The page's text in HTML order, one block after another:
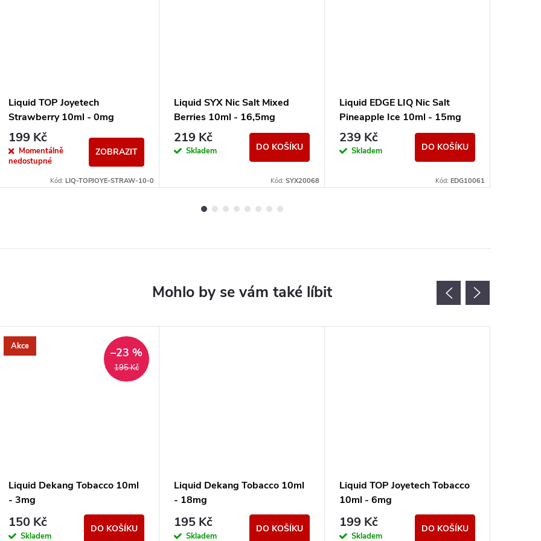
Liquid TOP Joyetech
Strawberry 10ml - 0mg
199 Kč
Momentálně
nedostupné
ZOBRAZIT
Kód: LIQ-TOPJOYE-STRAW-10-0
Liquid SYX Nic Salt Mixed
Berries 10ml - 16,5mg
219 Kč
Skladem DO KOŠÍKU
Kód: SYX20068
Liquid EDGE LIQ Nic Salt
Pineapple Ice 10ml - 15mg
239 Kč
Skladem DO KOŠÍKU
Kód: EDG10061
Akce
195 Kč
–23 %
Liquid Dekang Tobacco 10ml
- 3mg
150 Kč
Skladem
DO KOŠÍKU
Liquid Dekang Tobacco 10ml
- 18mg
195 Kč
Skladem
DO KOŠÍKU
Liquid TOP Joyetech Tobacco
10ml - 6mg
199 Kč
Skladem
DO KOŠÍKU